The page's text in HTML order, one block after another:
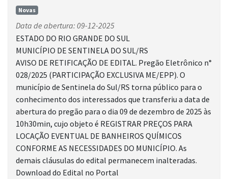
Novas
Data de abertura: 09-12-2025
ESTADO DO RIO GRANDE DO SUL
MUNICÍPIO DE SENTINELA DO SUL/RS
AVISO DE RETIFICAÇÃO DE EDITAL. Pregão Eletrônico n°
028/2025 (PARTICIPAÇÃO EXCLUSIVA ME/EPP). O
município de Sentinela do Sul/RS torna público para o
conhecimento dos interessados que transferiu a data de
abertura do pregão para o dia 09 de dezembro de 2025 às
10h30min, cujo objeto é REGISTRAR PREÇOS PARA
LOCAÇÃO EVENTUAL DE BANHEIROS QUÍMICOS
CONFORME AS NECESSIDADES DO MUNICÍPIO. As
demais cláusulas do edital permanecem inalteradas.
Download do Edital no Portal